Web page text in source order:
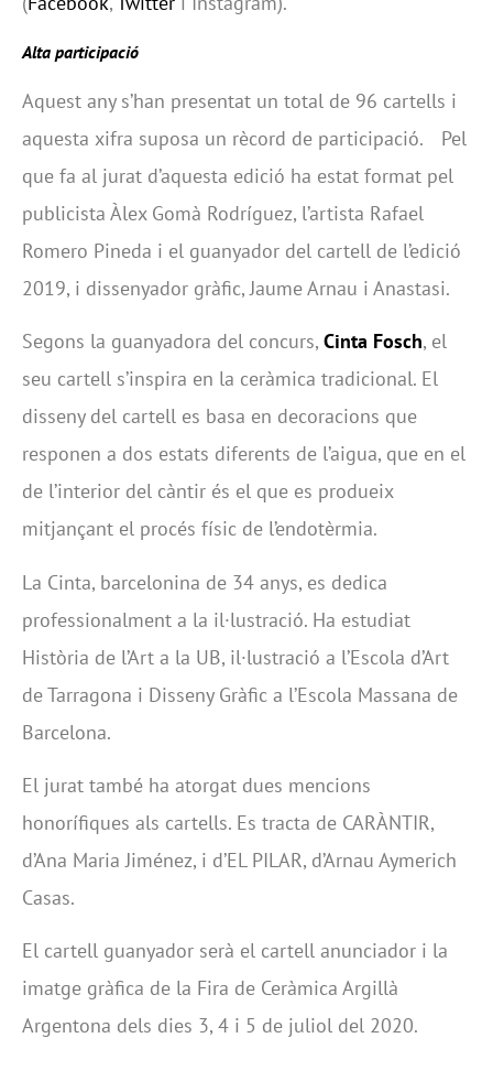
Alta participació
Aquest any s’han presentat un total de 96 cartells i
aquesta xifra suposa un rècord de participació. Pel
que fa al jurat d’aquesta edició ha estat format pel
publicista Àlex Gomà Rodríguez, l’artista Rafael
Romero Pineda i el guanyador del cartell de l’edició
2019, i dissenyador gràfic, Jaume Arnau i Anastasi.
Segons la guanyadora del concurs, Cinta Fosch, el
seu cartell s’inspira en la ceràmica tradicional. El
disseny del cartell es basa en decoracions que
responen a dos estats diferents de l’aigua, que en el
de l’interior del càntir és el que es produeix
mitjançant el procés físic de l’endotèrmia.
La Cinta, barcelonina de 34 anys, es dedica
professionalment a la il·lustració. Ha estudiat
Història de l’Art a la UB, il·lustració a l’Escola d’Art
de Tarragona i Disseny Gràfic a l’Escola Massana de
Barcelona.
El jurat també ha atorgat dues mencions
honorífiques als cartells. Es tracta de CARÀNTIR,
d’Ana Maria Jiménez, i d’EL PILAR, d’Arnau Aymerich
Casas.
El cartell guanyador serà el cartell anunciador i la
imatge gràfica de la Fira de Ceràmica Argillà
Argentona dels dies 3, 4 i 5 de juliol del 2020.